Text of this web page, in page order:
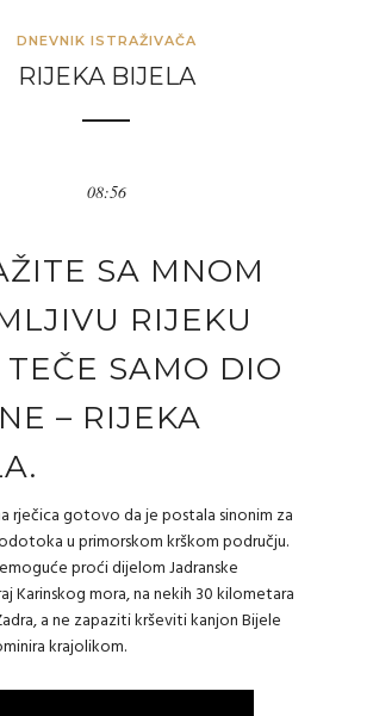
DNEVNIK ISTRAŽIVAČA
RIJEKA BIJELA
08:56
SA MNOM
RIJEKU
TEČE SAMO DIO
– RIJEKA
rječica gotovo da je postala sinonim za
u primorskom krškom području.
proći dijelom Jadranske
Karinskog mora, na nekih 30 kilometara
a ne zapaziti krševiti kanjon Bijele
krajolikom.